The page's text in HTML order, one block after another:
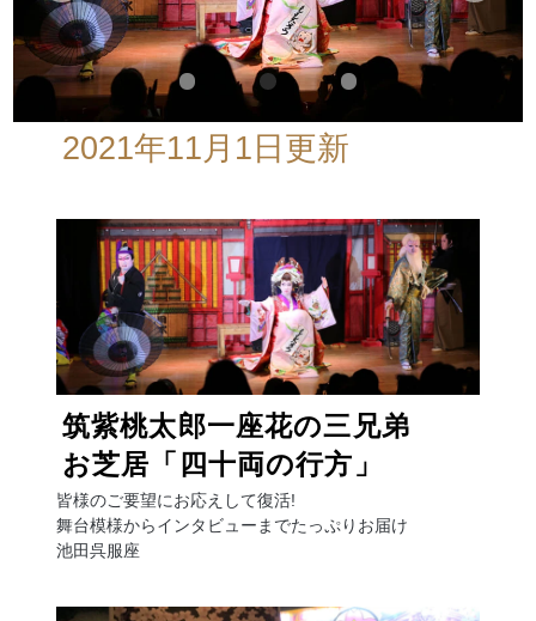
2021年11月1日更新
筑紫桃太郎一座花の三兄弟
お芝居「四十両の行方」
皆様のご要望にお応えして復活!
舞台模様からインタビューまでたっぷりお届け
池田呉服座